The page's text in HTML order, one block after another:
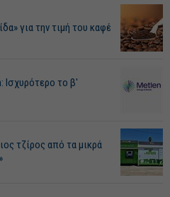
για την τιμή του καφέ
Ισχυρότερο το β'
τζίρος από τα μικρά